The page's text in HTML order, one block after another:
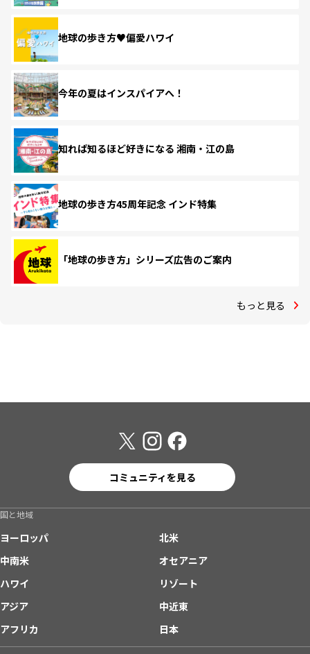
地球の歩き方♥偏愛ハワイ
今年の夏はインスパイアへ！
知れば知るほど好きになる 湘南・江の島
地球の歩き方45周年記念 インド特集
「地球の歩き方」シリーズ広告のご案内
もっと見る
コミュニティを見る
国と地域
ヨーロッパ
北米
中南米
オセアニア
ハワイ
リゾート
アジア
中近東
アフリカ
日本